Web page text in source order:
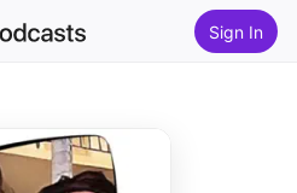
Sign In